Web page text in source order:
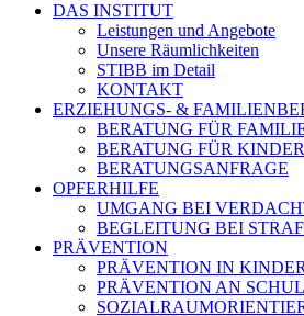
DAS INSTITUT
Leistungen und Angebote
Unsere Räumlichkeiten
STIBB im Detail
KONTAKT
ERZIEHUNGS- &
BERATUNG FÜR
BERATUNG FÜR
BERATUNGSANFRAGE
OPFERHILFE
UMGANG BEI
BEGLEITUNG BEI
PRÄVENTION
PRÄVENTION IN
PRÄVENTION AN